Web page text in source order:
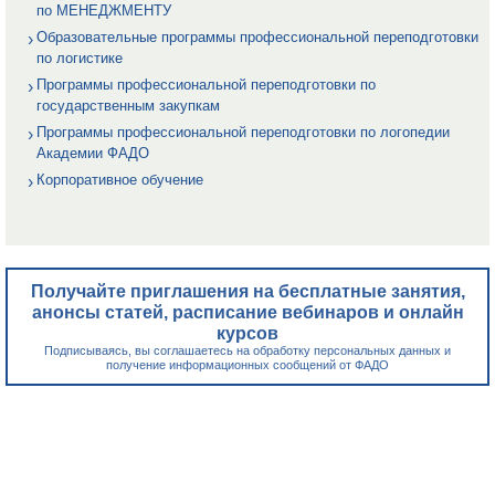
по МЕНЕДЖМЕНТУ
Образовательные программы профессиональной переподготовки
по логистике
Программы профессиональной переподготовки по
государственным закупкам
Программы профессиональной переподготовки по логопедии
Академии ФАДО
Корпоративное обучение
Получайте приглашения на бесплатные занятия,
анонсы статей, расписание вебинаров и онлайн
курсов
Подписываясь, вы соглашаетесь на обработку персональных данных и
получение информационных сообщений от ФАДО